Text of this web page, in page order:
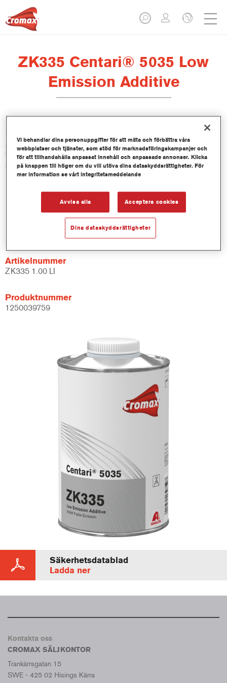
ZK335 Centari® 5035 Low
Emission Additive
Centari 5035 Low Emission Additive ZK335 är framtagen för
att användas tillsammans Centari 5035 Low Emission 2K
Topcoat, vårt VOC-godkända, high-solid lacksystem med hög
täckförmåga för enstegsapplicering.
Produktfunktioner
Artikelnummer
ZK335 1.00 LI
Produktnummer
1250039759
Säkerhetsdatablad
Ladda ner
Kontakta oss
CROMAX SÄLJKONTOR
Trankärrsgatan 15
SWE - 425 02 Hisings Kärra
Vi behandlar dina personuppgifter för att mäta och förbättra våra
webbplatser och tjänster, som stöd för marknadsföringskampanjer och
för att tillhandahålla anpassat innehåll och anpassade annonser. Klicka
på knappen till höger om du vill utöva dina dataskyddsrättigheter. För
mer information se vårt integritetsmeddelande
Avvisa alla Acceptera cookies
Dina dataskyddsrättigheter